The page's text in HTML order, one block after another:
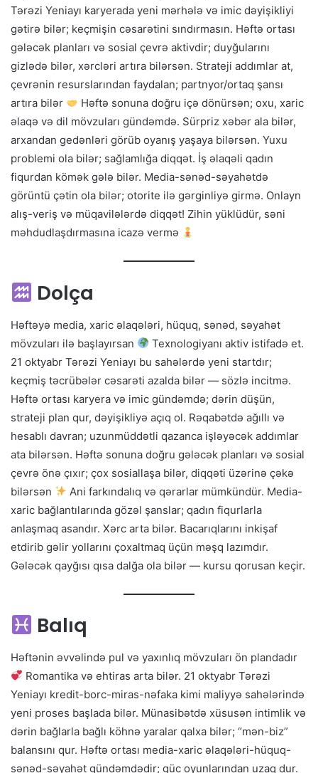
Tərəzi Yeniayı karyerada yeni mərhələ və imic dəyişikliyi
gətirə bilər; keçmişin cəsarətini sındırmasın. Həftə ortası
gələcək planları və sosial çevrə aktivdir; duyğularını
gizlədə bilər, xərcləri artıra bilərsən. Strateji addımlar at,
çevrənin resurslarından faydalan; partnyor/ortaq şansı
artıra bilər
Həftə sonuna doğru içə dönürsən; oxu, xaric
əlaqə və dil mövzuları gündəmdə. Sürpriz xəbər ala bilər,
arxandan gedənləri görüb oyanış yaşaya bilərsən. Yuxu
problemi ola bilər; sağlamlığa diqqət. İş əlaqəli qadın
fiqurdan kömək gələ bilər. Media-sənəd-səyahətdə
görüntü çətin ola bilər; otorite ilə gərginliyə girmə. Onlayn
alış-veriş və müqavilələrdə diqqət! Zihin yüklüdür, səni
məhdudlaşdırmasına icazə vermə
Dolça
Həftəyə media, xaric əlaqələri, hüquq, sənəd, səyahət
mövzuları ilə başlayırsan
Texnologiyanı aktiv istifadə et.
21 oktyabr Tərəzi Yeniayı bu sahələrdə yeni startdır;
keçmiş təcrübələr cəsarəti azalda bilər — sözlə incitmə.
Həftə ortası karyera və imic gündəmdə; dərin düşün,
strateji plan qur, dəyişikliyə açıq ol. Rəqabətdə ağıllı və
hesablı davran; uzunmüddətli qazanca işləyəcək addımlar
ata bilərsən. Həftə sonuna doğru gələcək planları və sosial
çevrə önə çıxır; çox sosiallaşa bilər, diqqəti üzərinə çəkə
bilərsən
Ani farkındalıq və qərarlar mümkündür. Media-
xaric bağlantılarında gözəl şanslar; qadın fiqurlarla
anlaşmaq asandır. Xərc arta bilər. Bacarıqlarını inkişaf
etdirib gəlir yollarını çoxaltmaq üçün məşq lazımdır.
Gələcək qayğısı qısa dalğa ola bilər — kursu qorusan keçir.
Balıq
Həftənin əvvəlində pul və yaxınlıq mövzuları ön plandadır
Romantika və ehtiras arta bilər. 21 oktyabr Tərəzi
Yeniayı kredit-borc-miras-nəfaka kimi maliyyə sahələrində
yeni proses başlada bilər. Münasibətdə xüsusən intimlik və
dərin bağlarla bağlı köhnə yaralar qalxa bilər; “mən-biz”
balansını qur. Həftə ortası media-xaric əlaqələri-hüquq-
sənəd-səyahət gündəmdədir; güc oyunlarından uzaq dur.